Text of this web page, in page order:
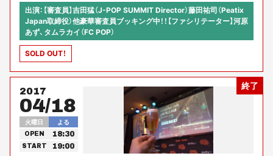
出演：【審査員】吉田猛（J-POP SUMMIT Director）藤田祐司（Peatix
Japan取締役）他豪華審査員ブッキング中！！【ファシリテーター】河原
あず、タムラカイ（FC POP）
SOLD OUT！
終了
2017
04/18
火曜日 よる
OPEN 18:30
START 19:00